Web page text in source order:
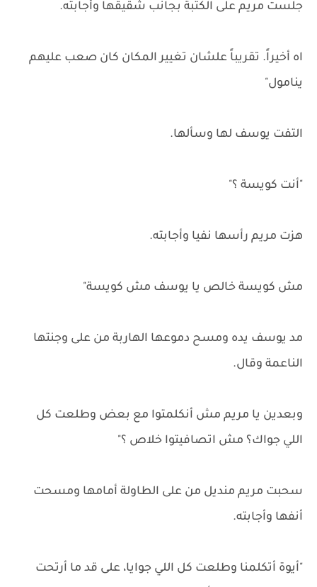
جلست مريم على الكتبة بجانب شقيقها وأجابته.
اه أخيراً. تقريباً علشان تغيير المكان كان صعب عليهم
ينامول"
التفت يوسف لها وسألها.
"أنت كويسة ؟"
هزت مريم رأسها نفيا وأجابته.
مش كويسة خالص يا يوسف مش كويسة"
مد يوسف يده ومسح دموعها الهاربة من على وجنتها
الناعمة وقال.
وبعدين يا مريم مش أنكلمتوا مع بعض وطلعت كل
اللي جواك؟ مش اتصافيتوا خلاص ؟"
سحبت مريم منديل من على الطاولة أمامها ومسحت
أنفها وأجابته.
"أيوة أتكلمنا وطلعت كل اللي جوايا، على قد ما أرتحت